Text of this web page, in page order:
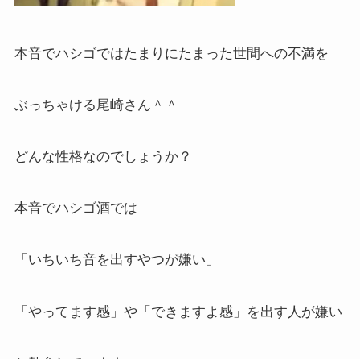
本音でハシゴではたまりにたまった世間への不満を
ぶっちゃける尾崎さん＾＾
どんな性格なのでしょうか？
本音でハシゴ酒では
「いちいち音を出すやつが嫌い」
「やってます感」や「できますよ感」を出す人が嫌い